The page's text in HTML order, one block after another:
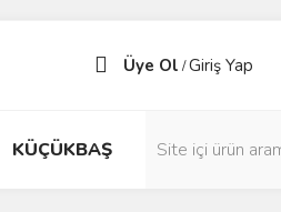
Üye Ol /Giriş Yap
KÜÇÜKBAŞ